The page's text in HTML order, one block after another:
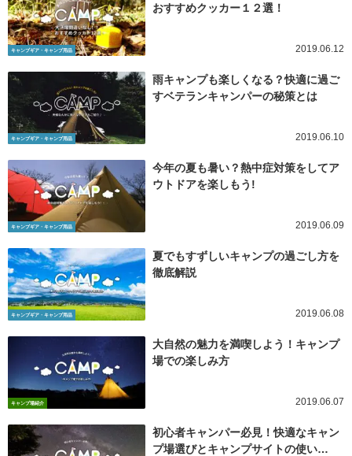
キャンプギア・キャンプ用品
おすすめクッカー１２選！
2019.06.12
キャンプギア・キャンプ用品
雨キャンプも楽しくなる？快適に過ご
すベテランキャンパーの秘策とは
2019.06.10
キャンプギア・キャンプ用品
今年の夏も暑い？熱中症対策をしてア
ウトドアを楽しもう!
2019.06.09
キャンプギア・キャンプ用品
夏でもすずしいキャンプの過ごし方を
徹底解説
2019.06.08
キャンプ場紹介
大自然の魅力を満喫しよう！キャンプ
場での楽しみ方
2019.06.07
初心者キャンパー必見！快適なキャン
プ場選びとキャンプサイトの使い…